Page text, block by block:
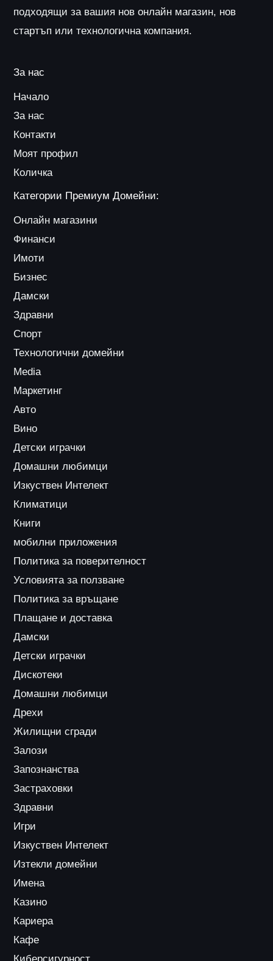
подходящи за вашия нов онлайн магазин, нов
стартъп или технологична компания.
За нас
Начало
За нас
Контакти
Моят профил
Количка
Категории Премиум Домейни:
Онлайн магазини
Финанси
Имоти
Бизнес
Дамски
Здравни
Спорт
Технологични домейни
Media
Маркетинг
Авто
Вино
Детски играчки
Домашни любимци
Изкуствен Интелект
Климатици
Книги
мобилни приложения
Политика за поверителност
Условията за ползване
Политика за връщане
Плащане и доставка
Дамски
Детски играчки
Дискотеки
Домашни любимци
Дрехи
Жилищни сгради
Залози
Запознанства
Застраховки
Здравни
Игри
Изкуствен Интелект
Изтекли домейни
Имена
Казино
Кариера
Кафе